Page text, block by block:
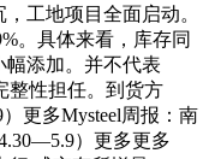
工地项目全面启动。
。具体来看，库存同
添加。并不代表
整性担任。到货方
更多Mysteel周报：南
）更多更多